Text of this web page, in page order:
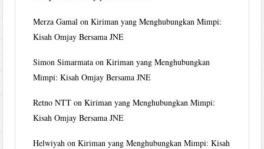
Merza Gamal onKiriman yang Menghubungkan Mimpi:
Kisah Omjay Bersama JNE
Simon Simarmata onKiriman yang Menghubungkan
Mimpi: Kisah Omjay Bersama JNE
Retno NTT onKiriman yang Menghubungkan Mimpi:
Kisah Omjay Bersama JNE
Helwiyah onKiriman yang Menghubungkan Mimpi: Kisah